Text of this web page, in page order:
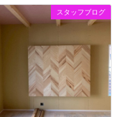
スタッフブログ